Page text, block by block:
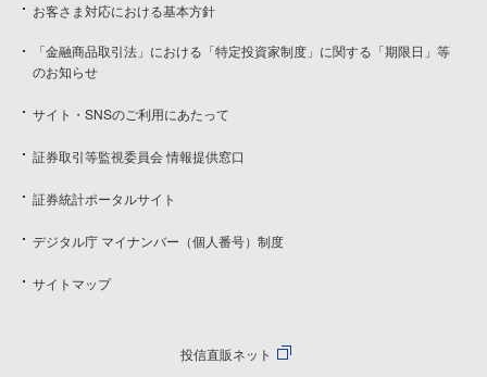
お客さま対応における基本方針
「金融商品取引法」における「特定投資家制度」に関する「期限日」等
のお知らせ
サイト・SNSのご利用にあたって
証券取引等監視委員会 情報提供窓口
証券統計ポータルサイト
デジタル庁 マイナンバー（個人番号）制度
サイトマップ
投信直販ネット